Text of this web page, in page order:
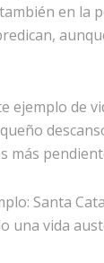
en la
ejemplo de
más
Santa
una vida